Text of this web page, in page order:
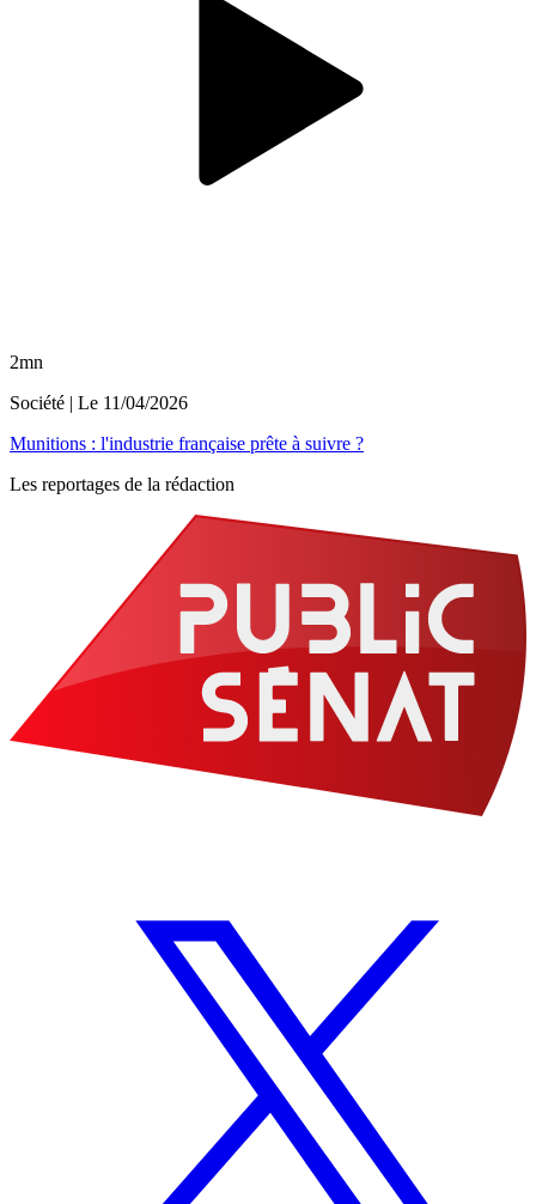
2mn
Société | Le 11/04/2026
Munitions : l'industrie française prête à suivre ?
Les reportages de la rédaction